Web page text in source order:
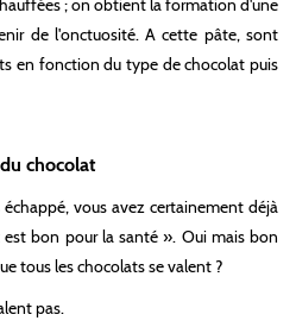
de l'onctuosité. A cette pâte, sont
en fonction du type de chocolat puis
chocolat
vous avez certainement déjà
bon pour la santé ». Oui mais bon
tous les chocolats se valent ?
pas.